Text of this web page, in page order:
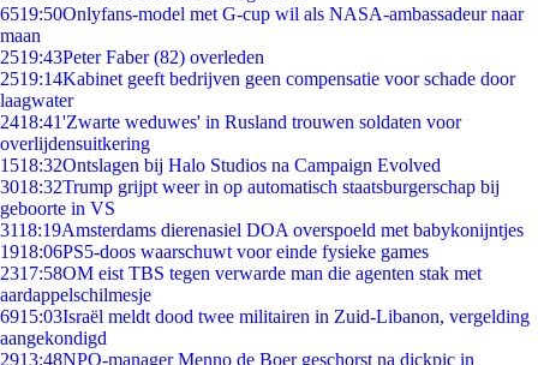
6519:50Onlyfans-model met G-cup wil als NASA-ambassadeur naar
maan
2519:43Peter Faber (82) overleden
2519:14Kabinet geeft bedrijven geen compensatie voor schade door
laagwater
2418:41'Zwarte weduwes' in Rusland trouwen soldaten voor
overlijdensuitkering
1518:32Ontslagen bij Halo Studios na Campaign Evolved
3018:32Trump grijpt weer in op automatisch staatsburgerschap bij
geboorte in VS
3118:19Amsterdams dierenasiel DOA overspoeld met babykonijntjes
1918:06PS5-doos waarschuwt voor einde fysieke games
2317:58OM eist TBS tegen verwarde man die agenten stak met
aardappelschilmesje
6915:03Israël meldt dood twee militairen in Zuid-Libanon, vergelding
aangekondigd
2913:48NPO-manager Menno de Boer geschorst na dickpic in